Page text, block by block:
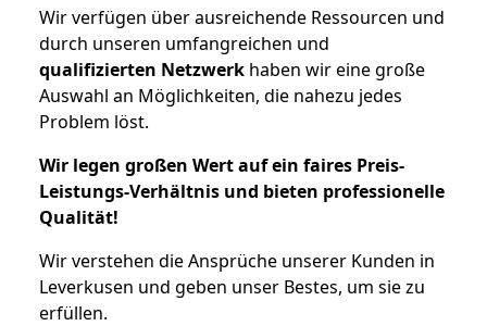
Wir verfügen über ausreichende Ressourcen und
durch unseren umfangreichen und
qualifizierten Netzwerk haben wir eine große
Auswahl an Möglichkeiten, die nahezu jedes
Problem löst.
Wir legen großen Wert auf ein faires Preis-
Leistungs-Verhältnis und bieten professionelle
Qualität!
Wir verstehen die Ansprüche unserer Kunden in
Leverkusen und geben unser Bestes, um sie zu
erfüllen.